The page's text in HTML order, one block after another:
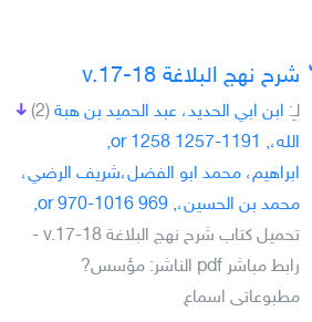
شرح نهج البلاغة v.17-18
(2) لـِ: ابن ابي الحديد، عبد الحميد بن هبة
الله،, 1191-1257 or 1258,
ابراهيم، محمد ابو الفضل،شريف الرضي،
محمد بن الحسين،, 969 or 970-1016,
تحميل كتاب شرح نهج البلاغة v.17-18 -
رابط مباشر pdf الناشر: مؤسس?
مطبوعاتى اسماع